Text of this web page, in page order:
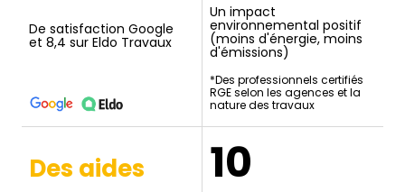
De satisfaction Google
et 8,4 sur Eldo Travaux
Un impact
environnemental positif
(moins d'énergie, moins
d'émissions)
*Des professionnels certifiés
RGE selon les agences et la
nature des travaux
Des aides
10